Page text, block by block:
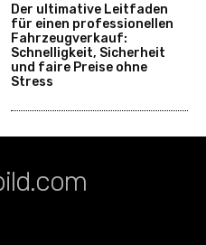
Der ultimative Leitfaden
für einen professionellen
Fahrzeugverkauf:
Schnelligkeit, Sicherheit
und faire Preise ohne
Stress